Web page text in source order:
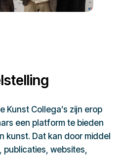
Kunst Collega’s zijn erop
een platform te bieden
kunst. Dat kan door middel
websites,